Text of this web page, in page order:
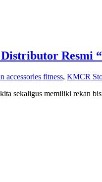
Distributor Resmi
accessories fitness, KMCR
sekaligus memiliki rekan